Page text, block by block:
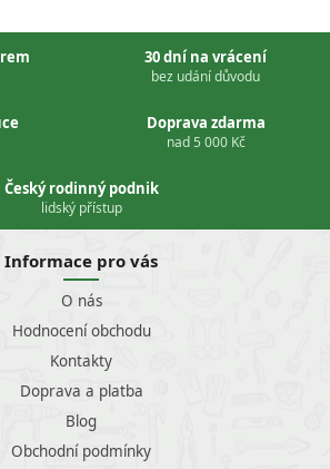
30 dní na vrácení
bez udání důvodu
Doprava zdarma
nad 5 000 Kč
Český rodinný podnik
lidský přístup
Informace pro vás
O nás
Hodnocení obchodu
Kontakty
Doprava a platba
Blog
Obchodní podmínky